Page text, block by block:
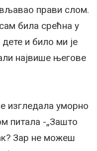
прави слом.
била срећна у
и било ми је
највише његове
изгледала уморно
питала -„Зашто
Зар не можеш